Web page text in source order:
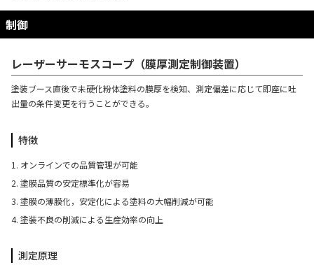
色替えブース
静電粉体塗装装置
お問い合わせ
制御
レーザーサーモスコープ（膜厚測定制御装置）
塗装ブース直後で未硬化粉体塗料の膜厚を検知、測定偏差に応じて即座に吐
出量の条件変更を行うことができる。
特徴
オンラインでの品質管理が可能
塗膜品質の安定標準化が容易
塗膜の薄膜化，安定化による塗料の大幅削減が可能
塗装不良の削減による生産効率の向上
測定原理